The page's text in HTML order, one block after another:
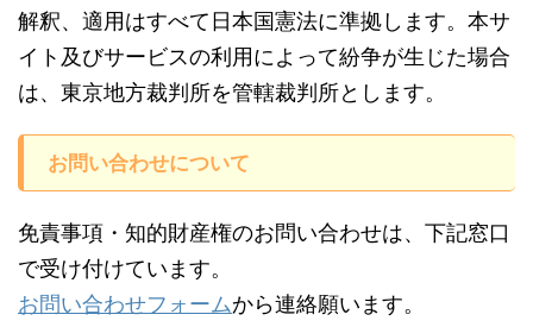
解釈、適用はすべて日本国憲法に準拠します。本サ
イト及びサービスの利用によって紛争が生じた場合
は、東京地方裁判所を管轄裁判所とします。
お問い合わせについて
免責事項・知的財産権のお問い合わせは、下記窓口
で受け付けています。
お問い合わせフォームから連絡願います。